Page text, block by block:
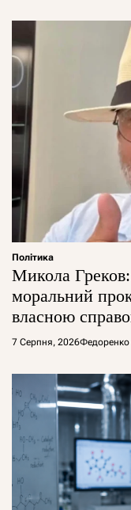
Політика
Микола
моральний
власною
7 Серпня, 2026Федоренко